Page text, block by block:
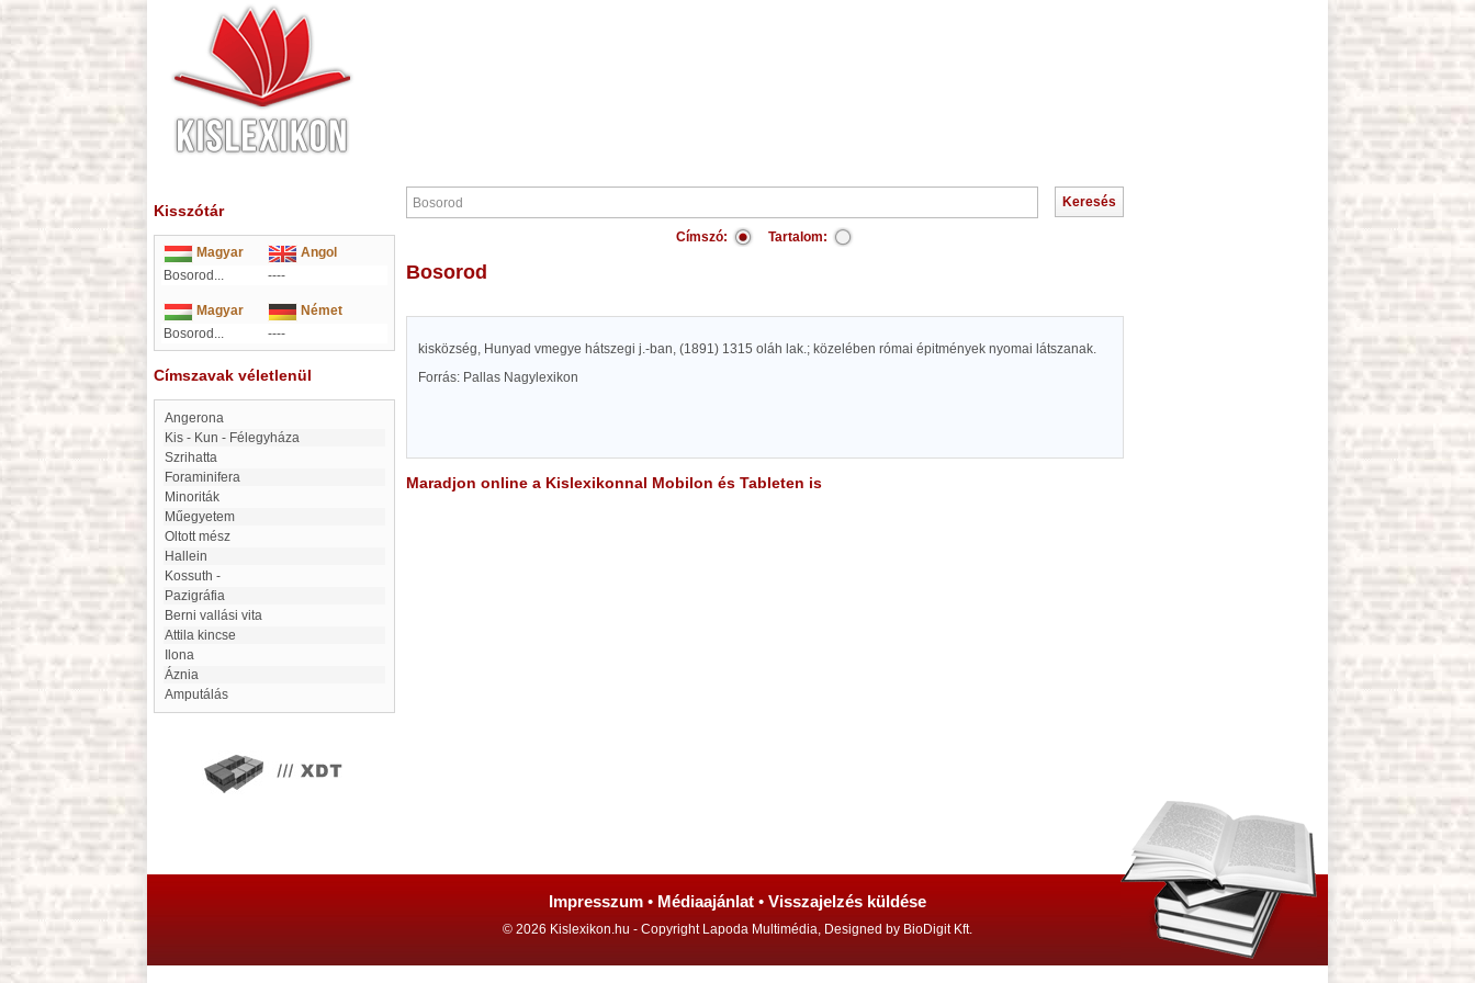
Kisszótár
Magyar
Angol
Bosorod...
----
Magyar
Német
Bosorod...
----
Címszavak véletlenül
Angerona
Kis - Kun - Félegyháza
Szrihatta
Foraminifera
Minoriták
Műegyetem
Oltott mész
Hallein
Kossuth -
Pazigráfia
Berni vallási vita
Attila kincse
Ilona
Áznia
Amputálás
Címszó: Tartalom:
Bosorod
kisközség, Hunyad vmegye hátszegi j.-ban, (1891) 1315 oláh lak.; közelében római épitmények nyomai látszanak.
Forrás: Pallas Nagylexikon
Maradjon online a Kislexikonnal Mobilon és Tableten is
Impresszum • Médiaajánlat • Visszajelzés küldése
© 2026 Kislexikon.hu - Copyright Lapoda Multimédia, Designed by BioDigit Kft.